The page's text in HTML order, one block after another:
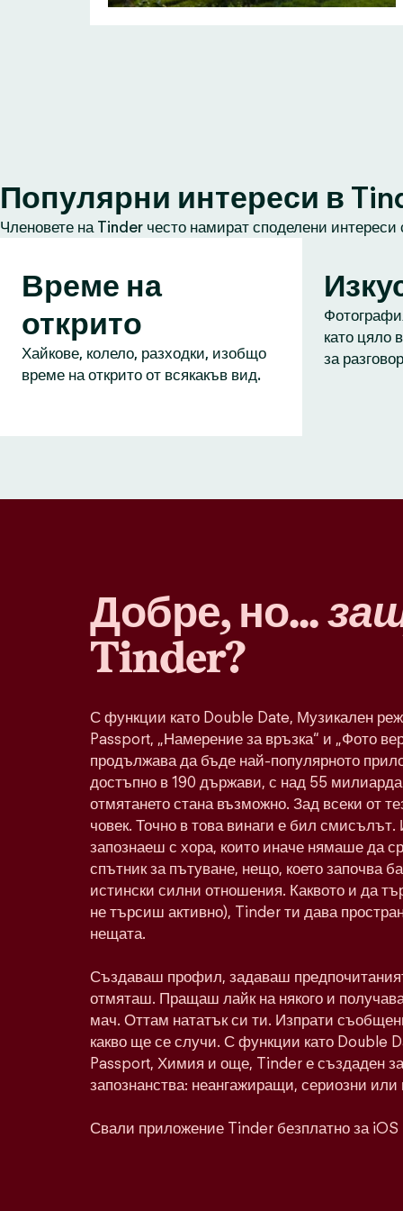
Популярни интереси в
Членовете на Tinder често намират споделени
Време на
открито
Хайкове, колело, разходки, изобщо
време на открито от всякакъв вид.
като цяло
за
Добре, но...
Tinder?
С функции като Double Date, Музикален
Passport, „Намерение за връзка“ и „Фото
продължава да бъде най-популярното
достъпно в 190 държави, с над 55 милиарда
отмятането стана възможно. Зад всеки от
човек. Точно в това винаги е бил
запознаеш с хора, които иначе нямаше да
спътник за пътуване, нещо, което започва
истински силни отношения. Каквото и да
не търсиш активно), Tinder ти дава
нещата.
Създаваш профил, задаваш
отмяташ. Пращаш лайк на някого и
мач. Оттам нататък си ти. Изпрати
какво ще се случи. С функции като Double
Passport, Химия и още, Tinder е създаден
запознанства: неангажиращи, сериозни или
Свали приложение Tinder безплатно за